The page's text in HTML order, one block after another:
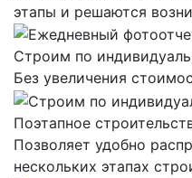
этапы и решаются
Строим по
Без увеличения
Поэтапное
Позволяет удобно
нескольких этапах